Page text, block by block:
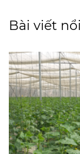
Bài viết